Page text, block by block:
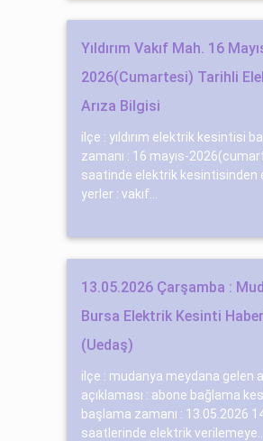
Yıldırım Vakıf Mah. 16
2026(Cumartesi) Tarihli
Arıza Bilgisi
ilçe : yıldırım elektrik kesintisi
zamanı : 16 mayıs-
saatinde elektrik kesintisinden
yerler : vakıf...
13.05.2026 Çarşamba :
Bursa Elektrik Kesinti
(Uedaş)
ilçe : mudanya meydana gelen
açıklaması : abone bağlama
başlama zamanı : 13.05.2026
saatlerinde elektrik verilemeye...